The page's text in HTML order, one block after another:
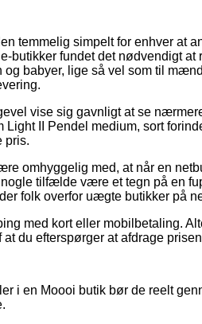
temmelig simpelt for enhver at
butikker fundet det nødvendigt
og babyer, lige så vel som til
vise sig gavnligt at se
Light II Pendel medium, sort
pris.
omhyggelig med, at når en
nogle tilfælde være et tegn på en
folk overfor uægte butikker på
med kort eller mobilbetaling.
du efterspørger at afdrage
i en Moooi butik bør de reelt